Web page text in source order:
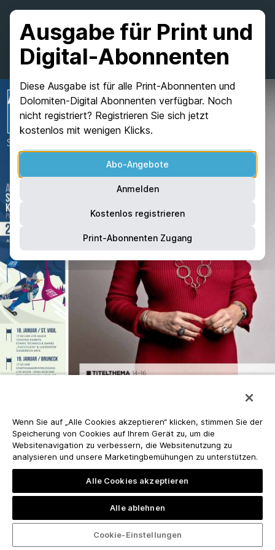
Ausgabe für Print und
Digital-Abonnenten
Diese Ausgabe ist für alle Print-Abonnenten und
Dolomiten-Digital Abonnenten verfügbar. Noch
nicht registriert? Registrieren Sie sich jetzt
kostenlos mit wenigen Klicks.
Abo-Angebote
Anmelden
Kostenlos registrieren
Print-Abonnenten Zugang
Wenn Sie auf „Alle Cookies akzeptieren“ klicken, stimmen Sie der
Speicherung von Cookies auf Ihrem Gerät zu, um die
Websitenavigation zu verbessern, die Websitenutzung zu
analysieren und unsere Marketingbemühungen zu unterstützen.
Alle Cookies akzeptieren
Alle ablehnen
Cookie-Einstellungen